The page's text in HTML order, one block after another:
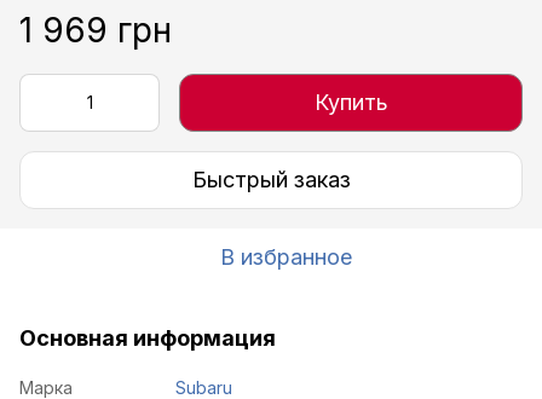
1 969 грн
Купить
Быстрый заказ
В избранное
Основная информация
Марка
Subaru